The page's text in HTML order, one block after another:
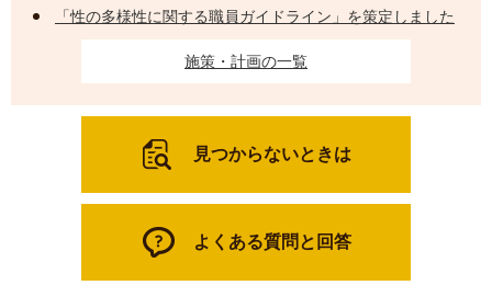
「性の多様性に関する職員ガイドライン」を策定しました
施策・計画の一覧
見つからないときは
よくある質問と回答